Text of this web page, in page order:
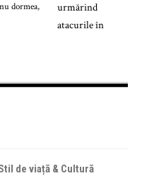
dormea,
de viață & Cultură